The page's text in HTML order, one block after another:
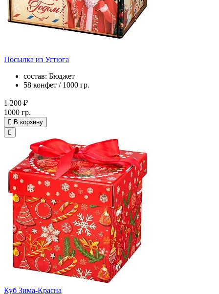
Посылка из Устюга
состав: Бюджет
58 конфет / 1000 гр.
1 200 ₽
1000 гр.
В корзину
Куб Зима-Красна